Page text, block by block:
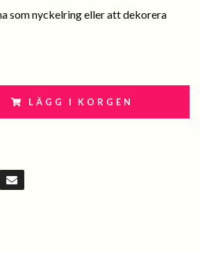
som nyckelring eller att dekorera
LÄGG I KORGEN